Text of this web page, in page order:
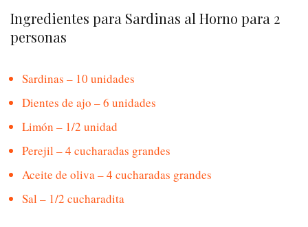
Ingredientes para Sardinas al Horno para 2
personas
Sardinas – 10 unidades
Dientes de ajo – 6 unidades
Limón – 1/2 unidad
Perejil – 4 cucharadas grandes
Aceite de oliva – 4 cucharadas grandes
Sal – 1/2 cucharadita